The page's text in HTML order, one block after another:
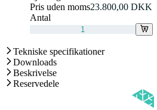
Pris uden moms23.800,00 DKK
Antal
Tekniske specifikationer
Downloads
Beskrivelse
Reservedele